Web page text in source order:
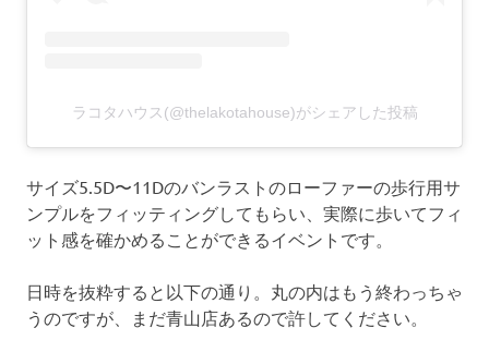
ラコタハウス(@thelakotahouse)がシェアした投稿
サイズ5.5D〜11Dのバンラストのローファーの歩行用サ
ンプルをフィッティングしてもらい、実際に歩いてフィ
ット感を確かめることができるイベントです。
日時を抜粋すると以下の通り。丸の内はもう終わっちゃ
うのですが、まだ青山店あるので許してください。